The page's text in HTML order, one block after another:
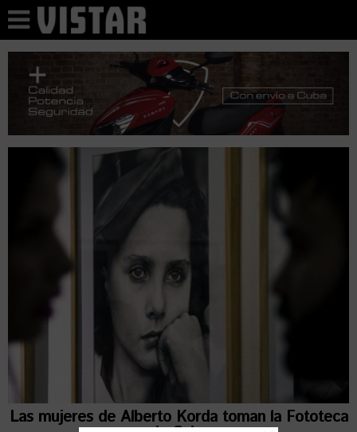
Las mujeres de Alberto Korda toman la Fototeca